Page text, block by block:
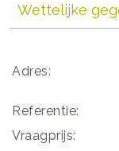
Wettelijke
Adres:
Referentie:
Vraagprijs: